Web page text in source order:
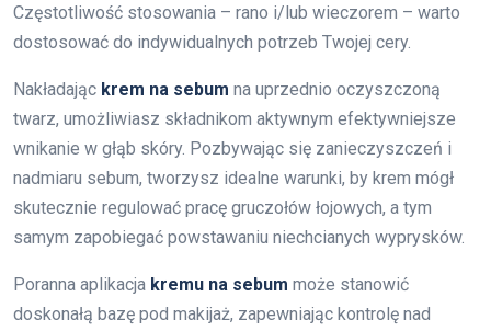
Częstotliwość stosowania – rano i/lub wieczorem – warto
dostosować do indywidualnych potrzeb Twojej cery.
Nakładając krem na sebum na uprzednio oczyszczoną
twarz, umożliwiasz składnikom aktywnym efektywniejsze
wnikanie w głąb skóry. Pozbywając się zanieczyszczeń i
nadmiaru sebum, tworzysz idealne warunki, by krem mógł
skutecznie regulować pracę gruczołów łojowych, a tym
samym zapobiegać powstawaniu niechcianych wyprysków.
Poranna aplikacja kremu na sebum może stanowić
doskonałą bazę pod makijaż, zapewniając kontrolę nad